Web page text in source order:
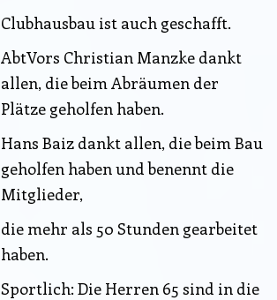
Clubhausbau ist auch geschafft.
AbtVors Christian Manzke dankt
allen, die beim Abräumen der
Plätze geholfen haben.
Hans Baiz dankt allen, die beim Bau
geholfen haben und benennt die
Mitglieder,
die mehr als 50 Stunden gearbeitet
haben.
Sportlich: Die Herren 65 sind in die